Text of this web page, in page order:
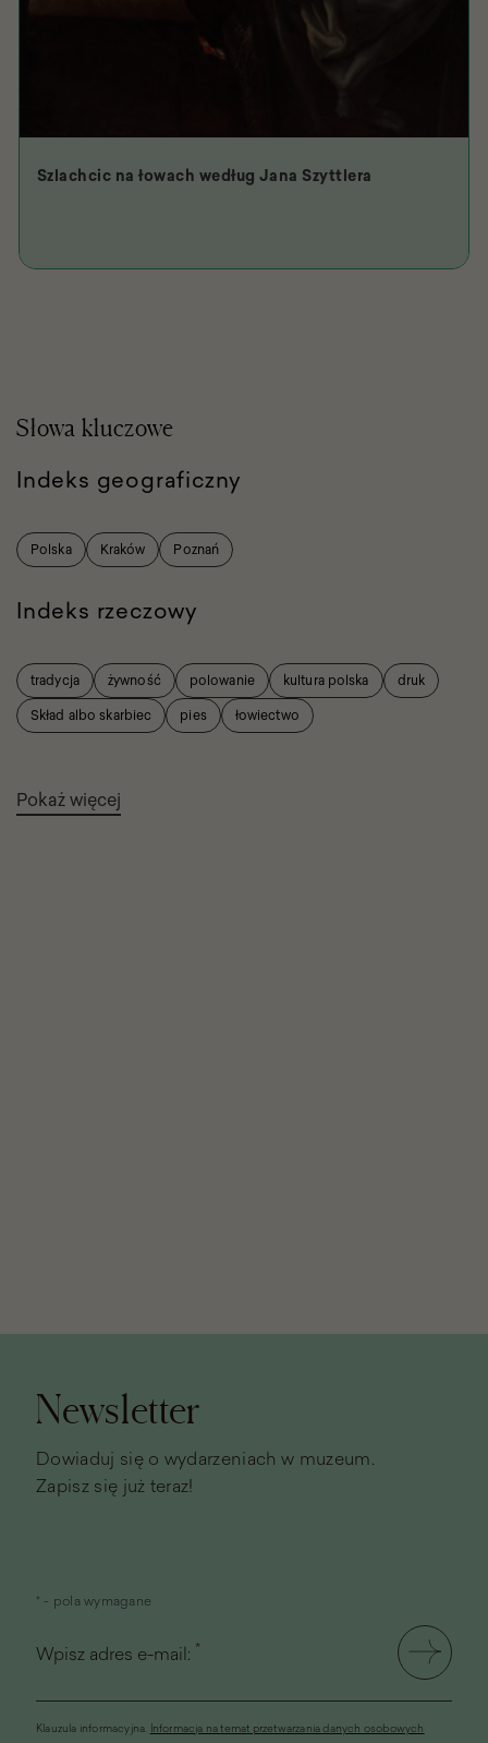
Szlachcic na łowach według Jana Szyttlera
Słowa kluczowe
Indeks geograficzny
Polska Kraków Poznań
Indeks rzeczowy
tradycja żywność polowanie kultura polska
druk
Skład albo skarbiec
pies łowiectwo
Pokaż więcej
Stopka
Newsletter
Dowiaduj się o wydarzeniach w muzeum.
Zapisz się już teraz!
* - pola wymagane
Wpisz adres e-mail: *
Klauzula informacyjna. Informacja na temat przetwarzania danych osobowych